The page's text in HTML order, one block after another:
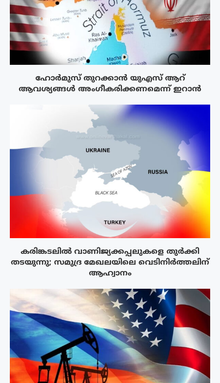
ഹോർമുസ് തുറക്കാൻ യുഎസ് ആറ്
ആവശ്യങ്ങൾ അംഗീകരിക്കണമെന്ന് ഇറാൻ
കരിങ്കടലിൽ വാണിജ്യക്കപ്പലുകളെ തുർക്കി
തടയുന്നു; സമുദ്ര മേഖലയിലെ വെടിനിർത്തലിന്
ആഹ്വാനം